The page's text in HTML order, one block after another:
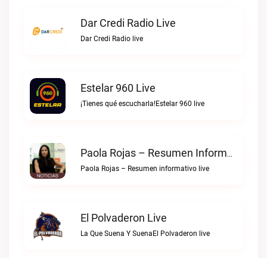
Dar Credi Radio Live
Dar Credi Radio live
Estelar 960 Live
¡Tienes qué escucharla!Estelar 960 live
Paola Rojas – Resumen Informativo Live
Paola Rojas – Resumen informativo live
El Polvaderon Live
La Que Suena Y SuenaEl Polvaderon live